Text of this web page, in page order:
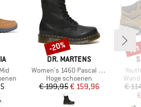
MERK
DR. MARTENS
Artikel
Women's 1460 Pascal Virginia
Productgroep
Hoge schoenen
Prijs
€ 199,95Verlaagde prijs
€ 159,96
Korting
-20%
€